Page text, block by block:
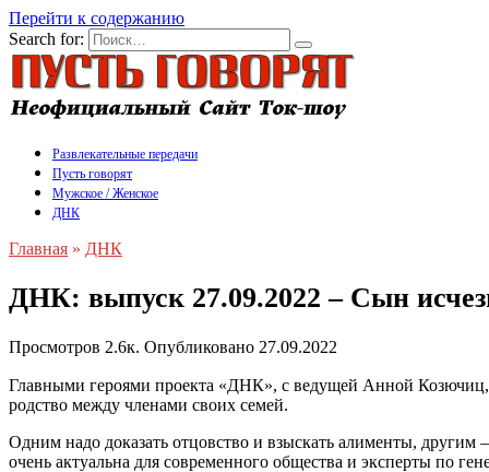
Перейти к содержанию
Search for:
Развлекательные передачи
Пусть говорят
Мужское / Женское
ДНК
Главная » ДНК
ДНК: выпуск 27.09.2022 – Сын
Просмотров 2.6к. Опубликовано 27.09.2022
Главными героями проекта «ДНК», с ведущей Анной Козючиц,
родство между членами своих семей.
Одним надо доказать отцовство и взыскать алименты,
очень актуальна для современного общества и эксперты по